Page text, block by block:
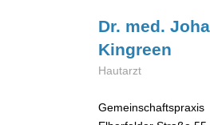
Dr. med.
Kingreen
Hautarzt
Gemeinschaftspraxis